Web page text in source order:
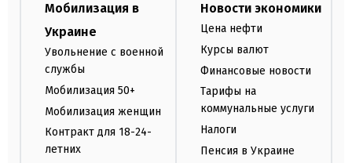
Мобилизация в
Украине
Увольнение с военной
службы
Мобилизация 50+
Мобилизация женщин
Контракт для 18-24-
летних
Новости экономики
Цена нефти
Курсы валют
Финансовые новости
Тарифы на
коммунальные услуги
Налоги
Пенсия в Украине